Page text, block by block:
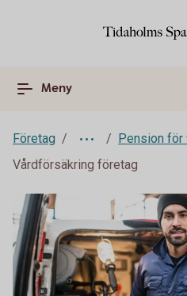
Meny
Företag
Pension för
Vårdförsäkring företag